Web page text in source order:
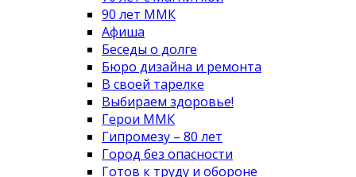
90 лет ММК
Афиша
Беседы о долге
Бюро дизайна и ремонта
В своей тарелке
Выбираем здоровье!
Герои ММК
Гипромезу – 80 лет
Город без опасности
Готов к труду и обороне